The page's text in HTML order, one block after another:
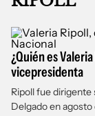
¿Quién es
vicepresidenta
Ripoll fue dirigente
Delgado en agosto